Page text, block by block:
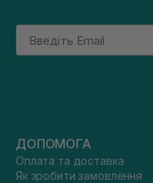
Email
ДОПОМОГА
Оплата та доставка
Як зробити замовлення